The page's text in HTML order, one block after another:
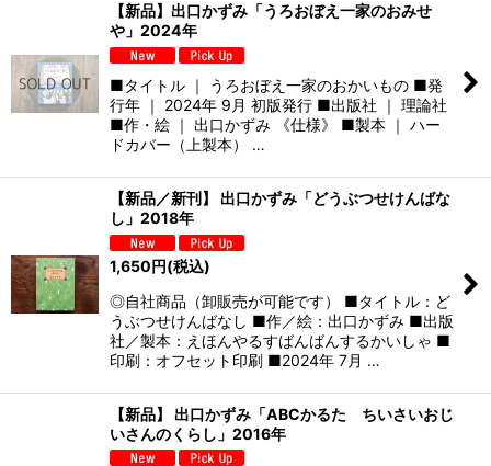
【新品】出口かずみ「うろおぼえ一家のおみせ
や」2024年
■タイトル ｜ うろおぼえ一家のおかいもの ■発
行年 ｜ 2024年 9月 初版発行 ■出版社 ｜ 理論社
■作・絵 ｜ 出口かずみ 《仕様》 ■製本 ｜ ハー
ドカバー（上製本） …
【新品／新刊】 出口かずみ「どうぶつせけんばな
し」2018年
1,650円(税込)
◎自社商品（卸販売が可能です） ■タイトル：ど
うぶつせけんばなし ■作／絵：出口かずみ ■出版
社／製本：えほんやるすばんばんするかいしゃ ■
印刷：オフセット印刷 ■2024年 7月 …
【新品】 出口かずみ「ABCかるた ちいさいおじ
いさんのくらし」2016年